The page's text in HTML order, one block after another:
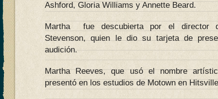
Ashford, Gloria Williams y Annette Beard.
Martha fue descubierta por el director
Stevenson, quien le dio su tarjeta de
audición.
Martha Reeves, que usó el nombre
presentó en los estudios de Motown en